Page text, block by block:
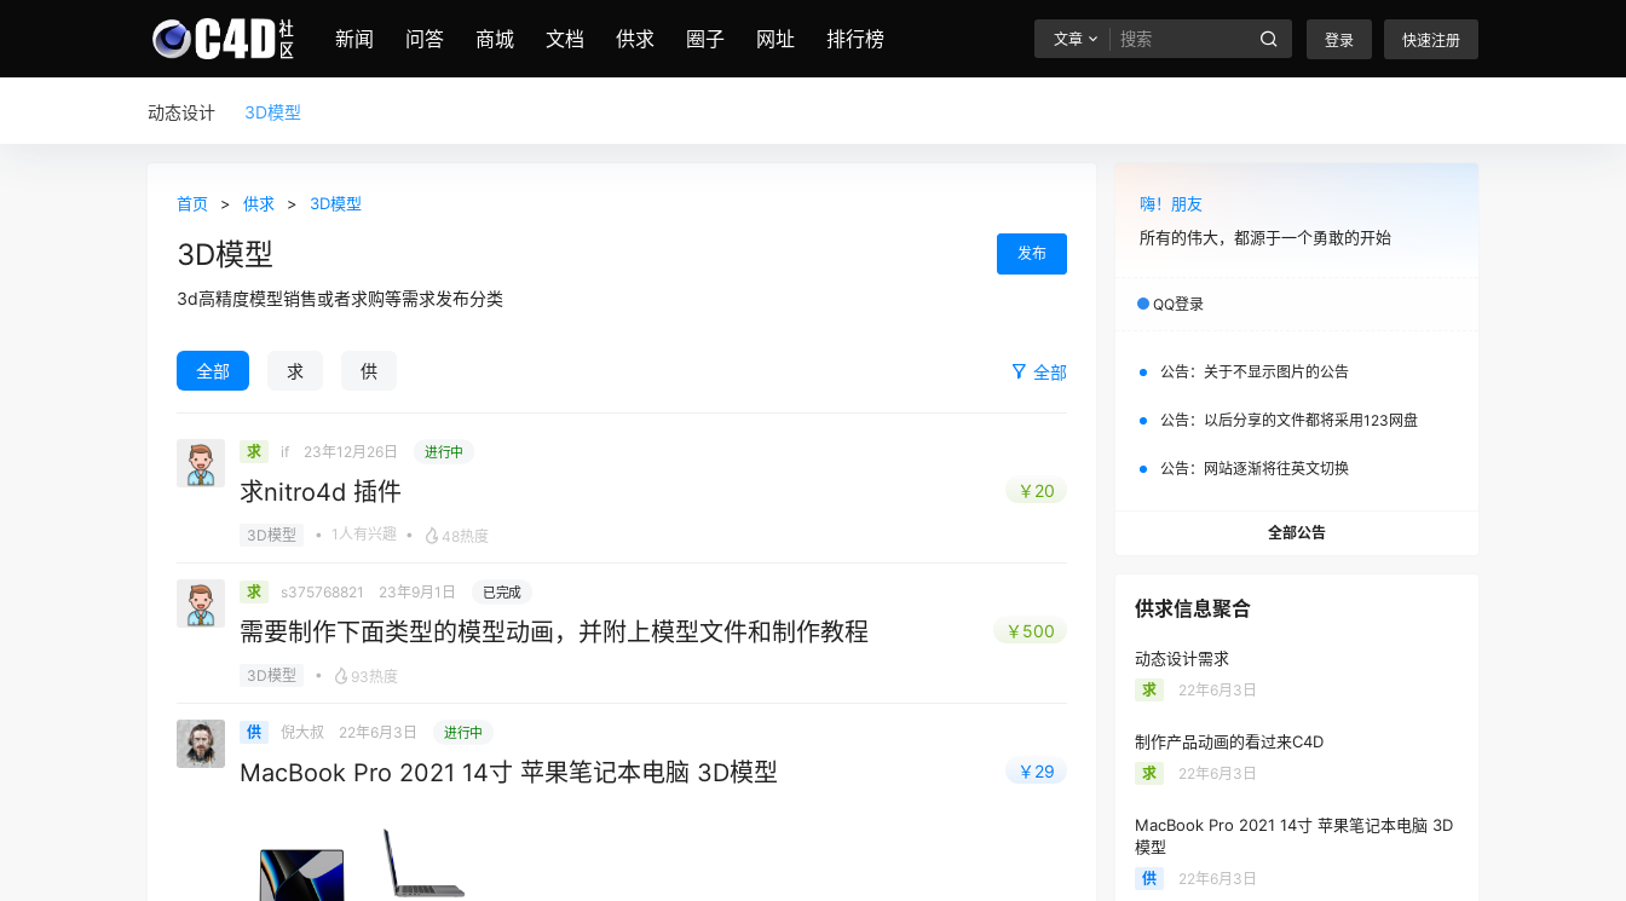
新闻 问答 商城 文档 供求 圈子 网址 排行榜 文章 登录 快速注册
动态设计 3D模型
首页 > 供求 > 3D模型
3D模型 发布
3d高精度模型销售或者求购等需求发布分类
全部 求 供 全部
求 if 23年12月26日 进行中
求nitro4d 插件 ￥20
3D模型 • 1人有兴趣 • 48热度
求 s375768821 23年9月1日 已完成
需要制作下面类型的模型动画，并附上模型文件和制作教程 ￥500
3D模型 • 93热度
供 倪大叔 22年6月3日 进行中
MacBook Pro 2021 14寸 苹果笔记本电脑 3D模型 ￥29
嗨！朋友
所有的伟大，都源于一个勇敢的开始
QQ登录
公告： 关于不显示图片的公告
公告： 以后分享的文件都将采用123网盘
公告： 网站逐渐将往英文切换
全部公告
供求信息聚合
动态设计需求
求 22年6月3日
制作产品动画的看过来C4D
求 22年6月3日
MacBook Pro 2021 14寸 苹果笔记本电脑 3D
模型
供 22年6月3日